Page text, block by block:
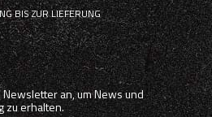
BIS ZUR LIEFERUNG
an, um News und
zu erhalten.